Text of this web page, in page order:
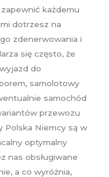
każdemu
dotrzesz na
zdenerwowania i
się często, że
do
samolotowy
samochód
przewozu
Polska Niemcy są w
optymalny
nas obsługiwane
a co wyróżnia,